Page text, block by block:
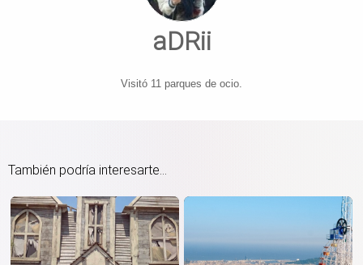
aDRii
Visitó 11 parques de ocio.
También podría interesarte...